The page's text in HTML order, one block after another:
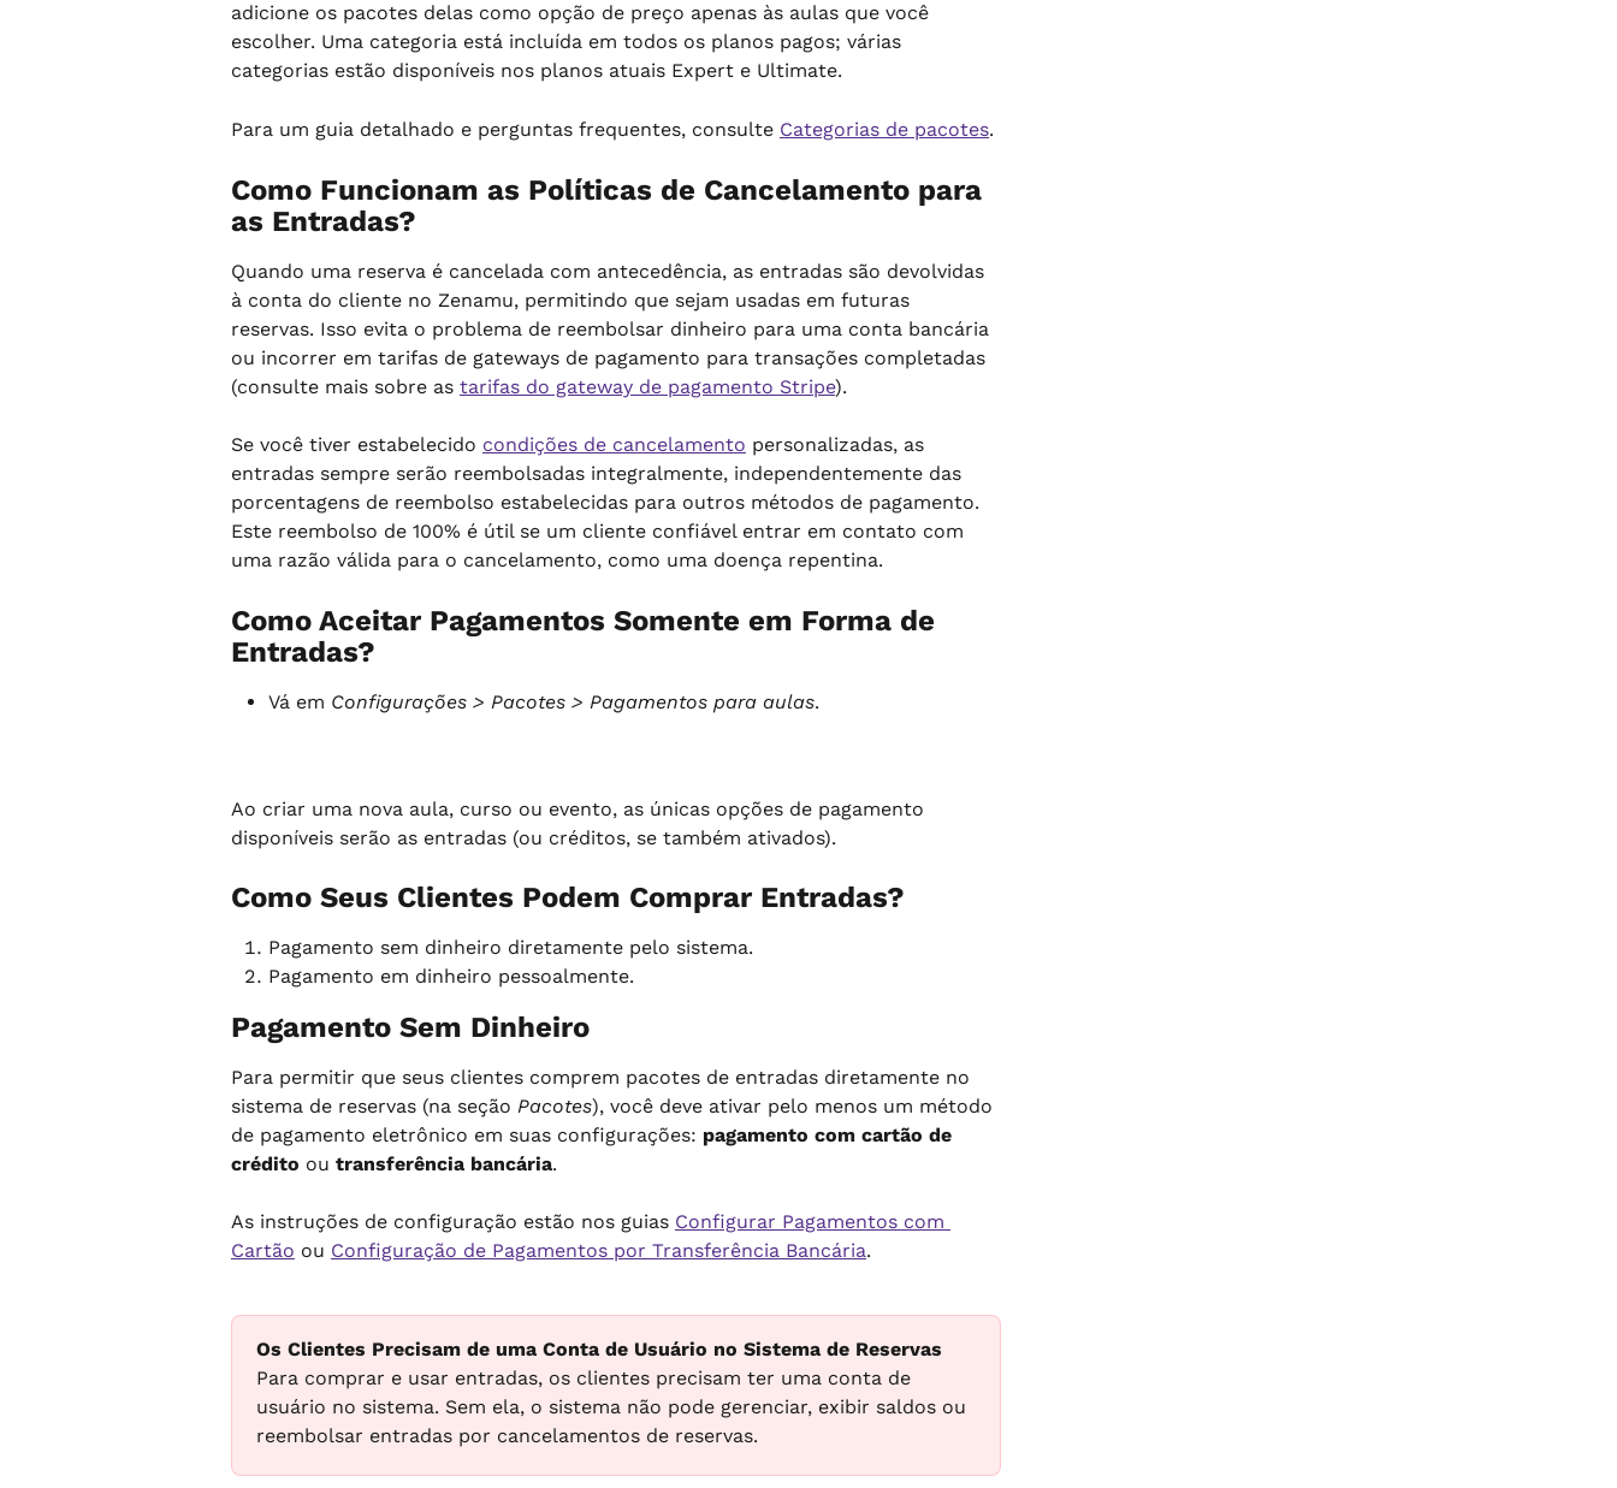
adicione os pacotes delas como opção de preço apenas às aulas que você
escolher. Uma categoria está incluída em todos os planos pagos; várias
categorias estão disponíveis nos planos atuais Expert e Ultimate.
Para um guia detalhado e perguntas frequentes, consulte Categorias de pacotes.
Como Funcionam as Políticas de Cancelamento para
as Entradas?
Quando uma reserva é cancelada com antecedência, as entradas são devolvidas
à conta do cliente no Zenamu, permitindo que sejam usadas em futuras
reservas. Isso evita o problema de reembolsar dinheiro para uma conta bancária
ou incorrer em tarifas de gateways de pagamento para transações completadas
(consulte mais sobre as tarifas do gateway de pagamento Stripe).
Se você tiver estabelecido condições de cancelamento personalizadas, as
entradas sempre serão reembolsadas integralmente, independentemente das
porcentagens de reembolso estabelecidas para outros métodos de pagamento.
Este reembolso de 100% é útil se um cliente confiável entrar em contato com
uma razão válida para o cancelamento, como uma doença repentina.
Como Aceitar Pagamentos Somente em Forma de
Entradas?
Vá em Configurações > Pacotes > Pagamentos para aulas.
Ao criar uma nova aula, curso ou evento, as únicas opções de pagamento
disponíveis serão as entradas (ou créditos, se também ativados).
Como Seus Clientes Podem Comprar Entradas?
Pagamento sem dinheiro diretamente pelo sistema.
Pagamento em dinheiro pessoalmente.
Pagamento Sem Dinheiro
Para permitir que seus clientes comprem pacotes de entradas diretamente no
sistema de reservas (na seção Pacotes), você deve ativar pelo menos um método
de pagamento eletrônico em suas configurações: pagamento com cartão de
crédito ou transferência bancária.
As instruções de configuração estão nos guias Configurar Pagamentos com
Cartão ou Configuração de Pagamentos por Transferência Bancária.
Os Clientes Precisam de uma Conta de Usuário no Sistema de Reservas
Para comprar e usar entradas, os clientes precisam ter uma conta de
usuário no sistema. Sem ela, o sistema não pode gerenciar, exibir saldos ou
reembolsar entradas por cancelamentos de reservas.